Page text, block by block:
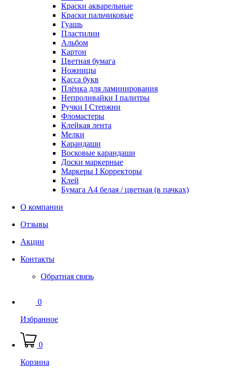
Краски акварельные
Краски пальчиковые
Гуашь
Пластилин
Альбом
Картон
Цветная бумага
Ножницы
Касса букв
Плёнка для ламинирования
Непроливайки I палитры
Ручки I Стержни
Фломастеры
Клейкая лента
Мелки
Карандаши
Восковые карандаши
Доски маркерные
Маркеры I Корректоры
Клей
Бумага А4 белая / цветная (в пачках)
О компании
Отзывы
Акции
Контакты
Обратная связь
0
Избранное
0
Корзина